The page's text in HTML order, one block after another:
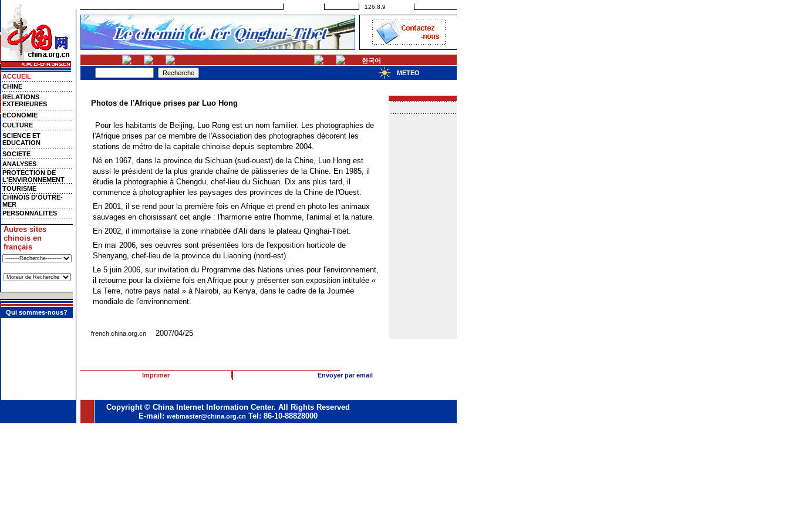
126.8.9
ACCUEIL
CHINE
RELATIONS
EXTERIEURES
ECONOMIE
CULTURE
SCIENCE ET
EDUCATION
SOCIETE
ANALYSES
PROTECTION DE
L'ENVIRONNEMENT
TOURISME
CHINOIS D'OUTRE-
MER
PERSONNALITES
Autres sites
chinois en
français
Qui sommes-nous?
한국어
METEO
Photos de l'Afrique prises par Luo Hong
Pour les habitants de Beijing, Luo Rong est un nom familier. Les photographies de
l'Afrique prises par ce membre de l'Association des photographes décorent les
stations de métro de la capitale chinoise depuis septembre 2004.
Né en 1967, dans la province du Sichuan (sud-ouest) de la Chine, Luo Hong est
aussi le président de la plus grande chaîne de pâtisseries de la Chine. En 1985, il
étudie la photographie à Chengdu, chef-lieu du Sichuan. Dix ans plus tard, il
commence à photographier les paysages des provinces de la Chine de l'Ouest.
En 2001, il se rend pour la première fois en Afrique et prend en photo les animaux
sauvages en choisissant cet angle : l'harmonie entre l'homme, l'animal et la nature.
En 2002, il immortalise la zone inhabitée d'Ali dans le plateau Qinghai-Tibet.
En mai 2006, ses oeuvres sont présentées lors de l'exposition horticole de
Shenyang, chef-lieu de la province du Liaoning (nord-est).
Le 5 juin 2006, sur invitation du Programme des Nations unies pour l'environnement,
il retourne pour la dixième fois en Afrique pour y présenter son exposition intitulée «
La Terre, notre pays natal » à Nairobi, au Kenya, dans le cadre de la Journée
mondiale de l'environnement.
french.china.org.cn 2007/04/25
Imprimer Envoyer par email
Copyright © China Internet Information Center. All Rights Reserved
E-mail: webmaster@china.org.cn Tel: 86-10-88828000